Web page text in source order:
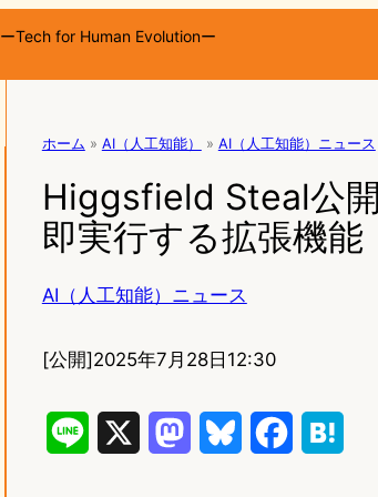
ーTech for Human Evolutionー
ホーム » AI（人工知能） » AI（人工知能）ニュース
Higgsfield Steal公
即実行する拡張機能
AI（人工知能）ニュース
[公開]2025年7月28日12:30